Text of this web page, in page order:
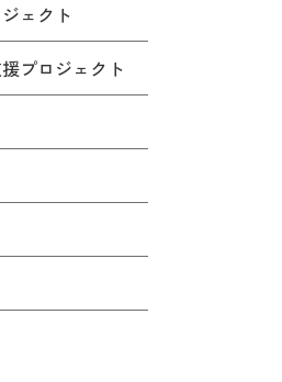
ェクト
プロジェクト